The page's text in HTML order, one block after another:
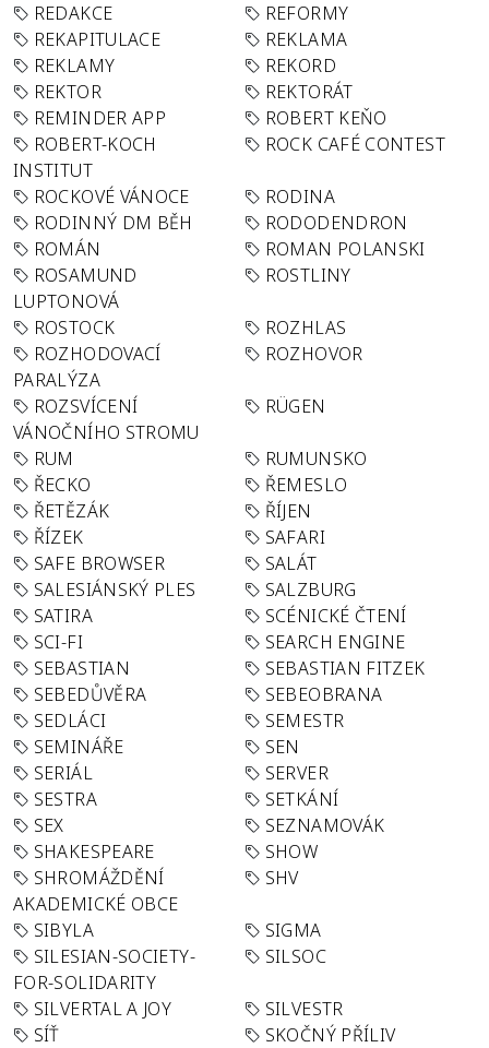
REDAKCE
REFORMY
REKAPITULACE
REKLAMA
REKLAMY
REKORD
REKTOR
REKTORÁT
REMINDER APP
ROBERT KEŇO
ROBERT-KOCH
INSTITUT
ROCK CAFÉ CONTEST
ROCKOVÉ VÁNOCE
RODINA
RODINNÝ DM BĚH
RODODENDRON
ROMÁN
ROMAN POLANSKI
ROSAMUND
LUPTONOVÁ
ROSTLINY
ROSTOCK
ROZHLAS
ROZHODOVACÍ
PARALÝZA
ROZHOVOR
ROZSVÍCENÍ
VÁNOČNÍHO STROMU
RÜGEN
RUM
RUMUNSKO
ŘECKO
ŘEMESLO
ŘETĚZÁK
ŘÍJEN
ŘÍZEK
SAFARI
SAFE BROWSER
SALÁT
SALESIÁNSKÝ PLES
SALZBURG
SATIRA
SCÉNICKÉ ČTENÍ
SCI-FI
SEARCH ENGINE
SEBASTIAN
SEBASTIAN FITZEK
SEBEDŮVĚRA
SEBEOBRANA
SEDLÁCI
SEMESTR
SEMINÁŘE
SEN
SERIÁL
SERVER
SESTRA
SETKÁNÍ
SEX
SEZNAMOVÁK
SHAKESPEARE
SHOW
SHROMÁŽDĚNÍ
AKADEMICKÉ OBCE
SHV
SIBYLA
SIGMA
SILESIAN-SOCIETY-
FOR-SOLIDARITY
SILSOC
SILVERTAL A JOY
SILVESTR
SÍŤ
SKOČNÝ PŘÍLIV